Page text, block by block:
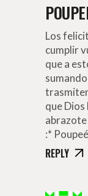
Los
cumplir
que a
que
:* Poupeé
REPLY